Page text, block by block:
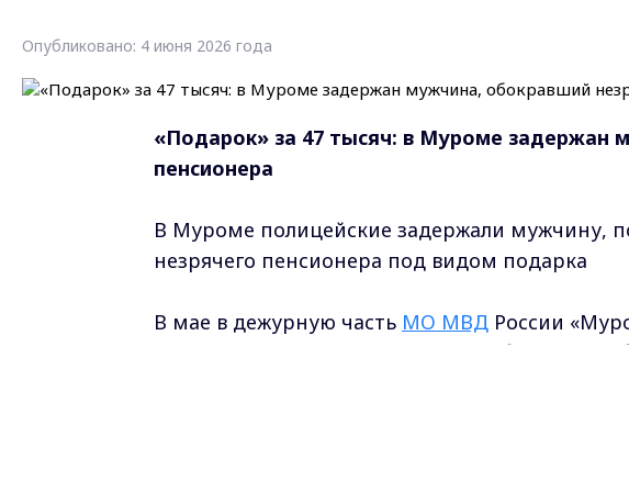
Опубликовано: 4 июня 2026 года
«Подарок» за 47 тысяч: в Муроме задержан
пенсионера
В Муроме полицейские задержали мужчину,
незрячего пенсионера под видом подарка
В мае в дежурную часть МО МВД России
города. Мужчина представился работником